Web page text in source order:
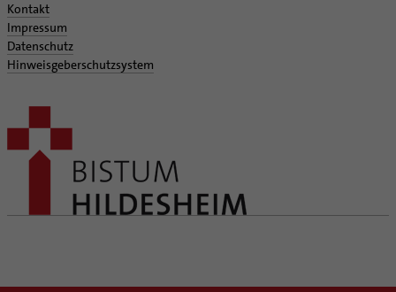
Kontakt
Impressum
Datenschutz
Hinweisgeberschutzsystem